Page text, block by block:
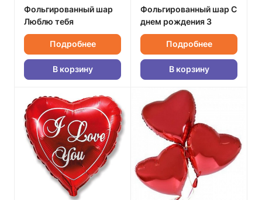
Фольгированный шар
Люблю тебя
Подробнее
В корзину
Фольгированный шар С
днем рождения 3
Подробнее
В корзину